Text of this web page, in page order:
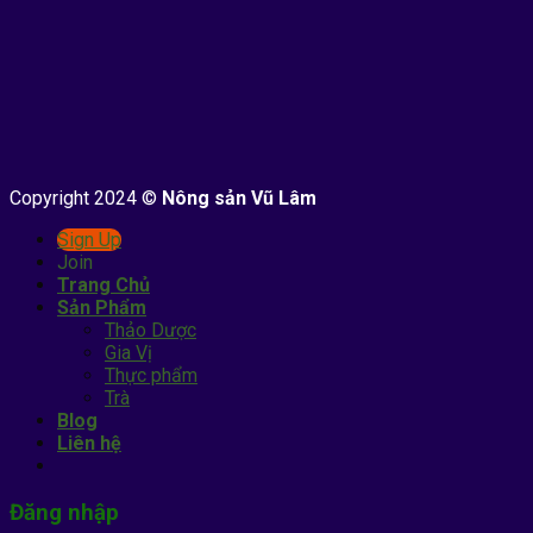
Copyright 2024 © Nông sản Vũ Lâm
Sign Up
Join
Trang Chủ
Sản Phẩm
Thảo Dược
Gia Vị
Thực phẩm
Trà
Blog
Liên hệ
Đăng nhập